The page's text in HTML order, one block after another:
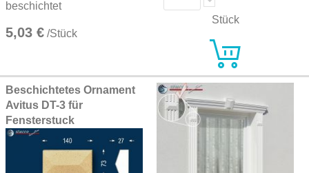
beschichtet
5,03 € /Stück
Stück
Beschichtetes Ornament
Avitus DT-3 für
Fensterstuck